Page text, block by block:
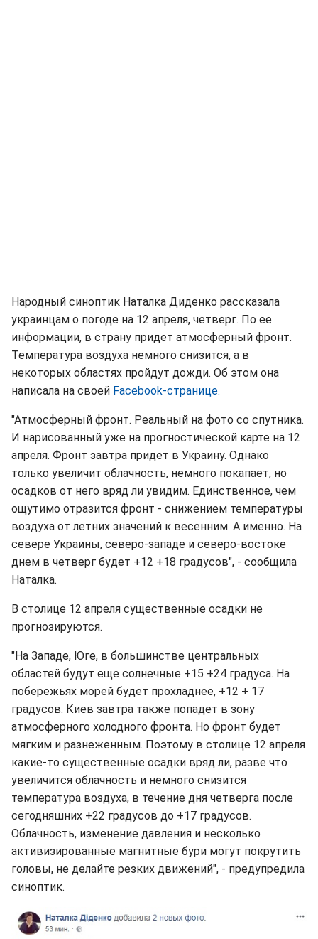
Народный синоптик Наталка Диденко рассказала
украинцам о погоде на 12 апреля, четверг. По ее
информации, в страну придет атмосферный фронт.
Температура воздуха немного снизится, а в
некоторых областях пройдут дожди. Об этом она
написала на своей Facebook-странице.
"Атмосферный фронт. Реальный на фото со спутника.
И нарисованный уже на прогностической карте на 12
апреля. Фронт завтра придет в Украину. Однако
только увеличит облачность, немного покапает, но
осадков от него вряд ли увидим. Единственное, чем
ощутимо отразится фронт - снижением температуры
воздуха от летних значений к весенним. А именно. На
севере Украины, северо-западе и северо-востоке
днем ​​в четверг будет +12 +18 градусов", - сообщила
Наталка.
В столице 12 апреля существенные осадки не
прогнозируются.
"На Западе, Юге, в большинстве центральных
областей будут еще солнечные +15 +24 градуса. На
побережьях морей будет прохладнее, +12 + 17
градусов. Киев завтра также попадет в зону
атмосферного холодного фронта. Но фронт будет
мягким и разнеженным. Поэтому в столице 12 апреля
какие-то существенные осадки вряд ли, разве что
увеличится облачность и немного снизится
температура воздуха, в течение дня четверга после
сегодняшних +22 градусов до +17 градусов.
Облачность, изменение давления и несколько
активизированные магнитные бури могут покрутить
головы, не делайте резких движений", - предупредила
синоптик.